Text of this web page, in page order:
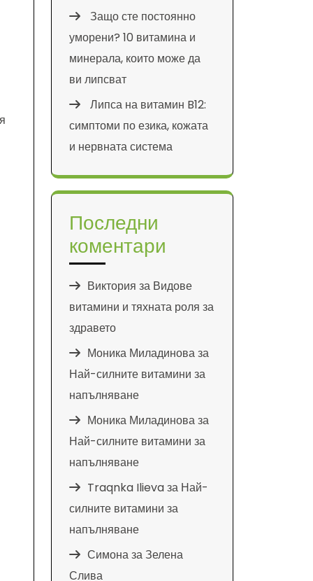
Защо сте постоянно
уморени? 10 витамина и
минерала, които може да
ви липсват
Липса на витамин B12:
симптоми по езика, кожата
и нервната система
Последни
коментари
Виктория за Видове
витамини и тяхната роля за
здравето
Моника Миладиноваза
Най-силните витамини за
напълняване
Моника Миладиноваза
Най-силните витамини за
напълняване
Traqnka Ilievaза Най-
силните витамини за
напълняване
СимоназаЗелена
Слива